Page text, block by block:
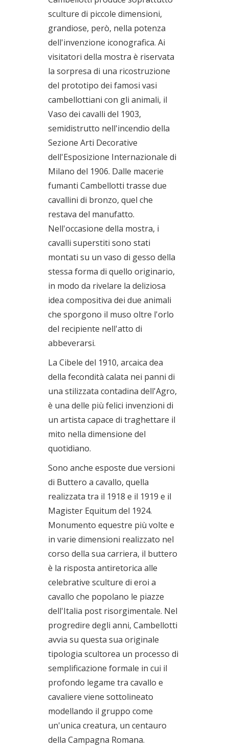
sculture di piccole dimensioni,
grandiose, però, nella potenza
dell'invenzione iconografica. Ai
visitatori della mostra è riservata
la sorpresa di una ricostruzione
del prototipo dei famosi vasi
cambellottiani con gli animali, il
Vaso dei cavalli del 1903,
semidistrutto nell'incendio della
Sezione Arti Decorative
dell'Esposizione Internazionale di
Milano del 1906. Dalle macerie
fumanti Cambellotti trasse due
cavallini di bronzo, quel che
restava del manufatto.
Nell'occasione della mostra, i
cavalli superstiti sono stati
montati su un vaso di gesso della
stessa forma di quello originario,
in modo da rivelare la deliziosa
idea compositiva dei due animali
che sporgono il muso oltre l'orlo
del recipiente nell'atto di
abbeverarsi.
La Cibele del 1910, arcaica dea
della fecondità calata nei panni di
una stilizzata contadina dell'Agro,
è una delle più felici invenzioni di
un artista capace di traghettare il
mito nella dimensione del
quotidiano.
Sono anche esposte due versioni
di Buttero a cavallo, quella
realizzata tra il 1918 e il 1919 e il
Magister Equitum del 1924.
Monumento equestre più volte e
in varie dimensioni realizzato nel
corso della sua carriera, il buttero
è la risposta antiretorica alle
celebrative sculture di eroi a
cavallo che popolano le piazze
dell'Italia post risorgimentale. Nel
progredire degli anni, Cambellotti
avvia su questa sua originale
tipologia scultorea un processo di
semplificazione formale in cui il
profondo legame tra cavallo e
cavaliere viene sottolineato
modellando il gruppo come
un'unica creatura, un centauro
della Campagna Romana.